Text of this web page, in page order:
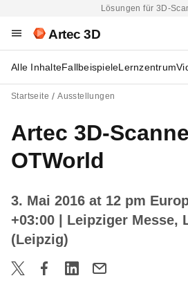
Lösungen für 3D-
Artec 3D
Alle InhalteFallbeispieleLernzentrum
Startseite Ausstellungen
Artec 3D-
OTWorld
3. Mai 2016 at 12 pm
+03:00
| Leipziger Messe,
(Leipzig)